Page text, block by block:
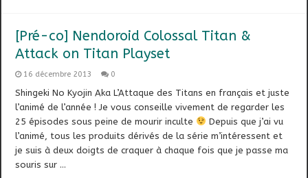
[Pré-co] Nendoroid Colossal Titan &
Attack on Titan Playset
16 décembre 2013 0
Shingeki No Kyojin Aka L’Attaque des Titans en français et juste
l’animé de l’année ! Je vous conseille vivement de regarder les
25 épisodes sous peine de mourir inculte
Depuis que j’ai vu
l’animé, tous les produits dérivés de la série m’intéressent et
je suis à deux doigts de craquer à chaque fois que je passe ma
souris sur …